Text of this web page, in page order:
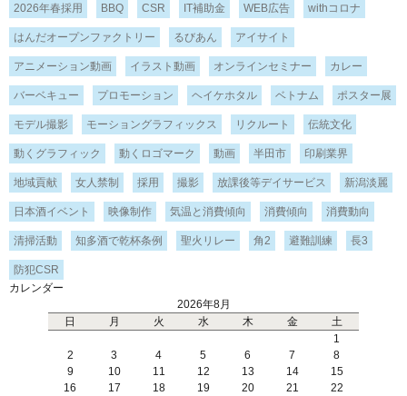
2026年春採用
BBQ CSR IT補助金 WEB広告 withコロナ
はんだオープンファクトリー るびあん アイサイト
アニメーション動画 イラスト動画 オンラインセミナー カレー
バーベキュー プロモーション ヘイケホタル ベトナム ポスター展
モデル撮影 モーショングラフィックス リクルート 伝統文化
動くグラフィック 動くロゴマーク 動画 半田市 印刷業界
地域貢献 女人禁制 採用 撮影 放課後等デイサービス 新潟淡麗
日本酒イベント 映像制作 気温と消費傾向 消費傾向 消費動向
清掃活動 知多酒で乾杯条例 聖火リレー 角2 避難訓練 長3
防犯CSR
カレンダー
2026年8月
日
月 火 水 木 金 土
1
2
3 4 5 6 7
8
9
10 11 12 13 14
15
16
17 18 19 20 21
22